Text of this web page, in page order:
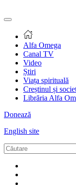
Alfa Omega
Canal TV
Video
Știri
Viața spirituală
Creștinul și
Librăria Alfa
Donează
English site